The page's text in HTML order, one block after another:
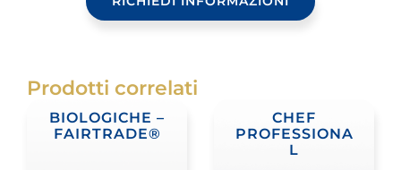
Prodotti correlati
BIOLOGICHE –
FAIRTRADE®
CHEF
PROFESSIONA
L